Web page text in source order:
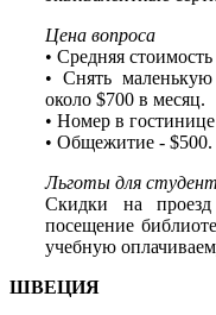
Цена вопроса
• Средняя
• Снять
около $700 в месяц.
• Номер в
• Общежитие - $500.
Льготы для
Скидки на
посещение
учебную
ШВЕЦИЯ